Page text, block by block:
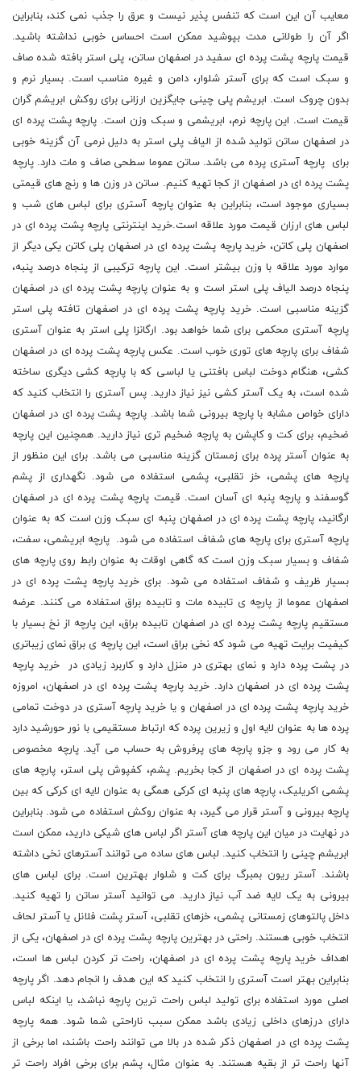
معایب آن این است که تنفس پذیر نیست و عرق را جذب نمی کند، بنابراین
اگر آن را طولانی مدت بپوشید ممکن است احساس خوبی نداشته باشید.
قیمت پارچه پشت پرده ای سفید در اصفهان ساتن، پلی استر بافته شده صاف
و سبک است که برای آستر شلوار، دامن و غیره مناسب است. بسیار نرم و
بدون چروک است. ابریشم پلی چینی جایگزین ارزانی برای روکش ابریشم گران
قیمت است. این پارچه نرم، ابریشمی و سبک وزن است. پارچه پشت پرده ای
در اصفهان ساتن تولید شده از الیاف پلی استر به دلیل نرمی آن گزینه خوبی
برای پارچه آستری پرده می باشد. ساتن عموما سطحی صاف و مات دارد. پارچه
پشت پرده ای در اصفهان از کجا تهیه کنیم. ساتن در وزن ها و رنج های قیمتی
بسیاری موجود است، بنابراین به عنوان پارچه آستری برای لباس های شب و
لباس های ارزان قیمت مورد علاقه است.خرید اینترنتی پارچه پشت پرده ای در
اصفهان پلی کاتن، خرید پارچه پشت پرده ای در اصفهان پلی کاتن یکی دیگر از
موارد مورد علاقه با وزن بیشتر است. این پارچه ترکیبی از پنجاه درصد پنبه،
پنجاه درصد الیاف پلی استر است و به عنوان پارچه پشت پرده ای در اصفهان
گزینه مناسبی است. خرید پارچه پشت پرده ای در اصفهان تافته پلی استر
پارچه آستری محکمی برای شما خواهد بود. ارگانزا پلی استر به عنوان آستری
شفاف برای پارچه های توری خوب است. عکس پارچه پشت پرده ای در اصفهان
کشی، هنگام دوخت لباس بافتنی یا لباسی که با پارچه کشی دیگری ساخته
شده است، به یک آستر کشی نیز نیاز دارید. پس آستری را انتخاب کنید که
دارای خواص مشابه با پارچه بیرونی شما باشد. پارچه پشت پرده ای در اصفهان
ضخیم، برای کت و کاپشن به پارچه ضخیم تری نیاز دارید. همچنین این پارچه
به عنوان آستر پرده برای زمستان گزینه مناسبی می باشد. برای این منظور از
پارچه های پشمی، خز تقلبی، پشمی استفاده می شود. نگهداری از پشم
گوسفند و پارچه پنبه ای آسان است. قیمت پارچه پشت پرده ای در اصفهان
ارگانید، پارچه پشت پرده ای در اصفهان پنبه ای سبک وزن است که به عنوان
پارچه آستری برای پارچه های شفاف استفاده می شود. پارچه ابریشمی، سفت،
شفاف و بسیار سبک وزن است که گاهی اوقات به عنوان رابط روی پارچه های
بسیار ظریف و شفاف استفاده می شود. برای خرید پارچه پشت پرده ای در
اصفهان عموما از پارچه ی تابیده مات و تابیده براق استفاده می کنند. عرضه
مستقیم پارچه پشت پرده ای در اصفهان تابیده براق، این پارچه از نخ بسیار با
کیفیت برایت تهیه می شود که نخی براق است، این پارچه ی براق نمای زیباتری
در پشت پرده دارد و نمای بهتری در منزل دارد و کاربرد زیادی در خرید پارچه
پشت پرده ای در اصفهان دارد. خرید پارچه پشت پرده ای در اصفهان، امروزه
خرید پارچه پشت پرده ای در اصفهان و یا خرید پارچه آستری در دوخت تمامی
پرده ها به عنوان لایه اول و زیرین پرده که ارتباط مستقیمی با نور حورشید دارد
به کار می رود و جزو پارچه های پرفروش به حساب می آید. پارچه مخصوص
پشت پرده ای در اصفهان از کجا بخریم. پشم، کفپوش پلی استر، پارچه های
پشمی اکریلیک، پارچه های پنبه ای کرکی همگی به عنوان لایه ای کرکی که بین
پارچه بیرونی و آستر قرار می گیرد، به عنوان روکش استفاده می شود. بنابراین
در نهایت در میان این پارچه های آستر اگر لباس های شیکی دارید، ممکن است
ابریشم چینی را انتخاب کنید. لباس های ساده می توانند آسترهای نخی داشته
باشند. آستر ریون بمبرگ برای کت و شلوار بهترین است. برای لباس های
بیرونی به یک لایه ضد آب نیاز دارید. می توانید آستر ساتن را تهیه کنید.
داخل پالتوهای زمستانی پشمی، خزهای تقلبی، آستر پشت فلانل یا آستر لحاف
انتخاب خوبی هستند. راحتی در بهترین پارچه پشت پرده ای در اصفهان، یکی از
اهداف خرید پارچه پشت پرده ای در اصفهان، راحت تر کردن لباس ها است،
بنابراین بهتر است آستری را انتخاب کنید که این هدف را انجام دهد. اگر پارچه
اصلی مورد استفاده برای تولید لباس راحت ترین پارچه نباشد، یا اینکه لباس
دارای درزهای داخلی زیادی باشد ممکن سبب ناراحتی شما شود. همه پارچه
پشت پرده ای در اصفهان ذکر شده در بالا می توانند راحت باشند، اما برخی از
آنها راحت تر از بقیه هستند. به عنوان مثال، پشم برای برخی افراد راحت تر